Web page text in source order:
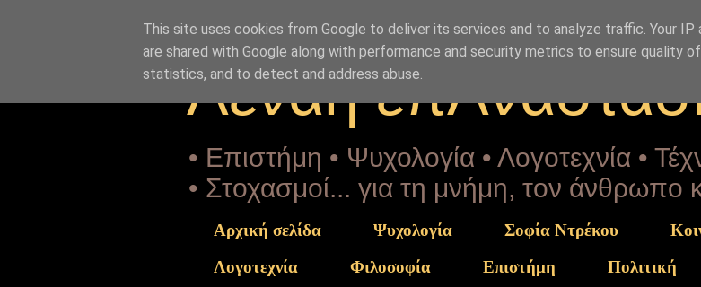
twn-agiwn-apostolwn.html" } }
Αέναη
• Επιστήμη • Ψυχολογία • Λογοτεχνία •
• Στοχασμοί... για τη μνήμη, τον άνθρωπο
Αρχική σελίδα Ψυχολογία Σοφία Ντρέκου
Λογοτεχνία
Φιλοσοφία Επιστήμη Πολιτική
This site uses cookies from Google to deliver its services and to analyze traffic. Your IP
are shared with Google along with performance and security metrics to ensure quality
statistics, and to detect and address abuse.